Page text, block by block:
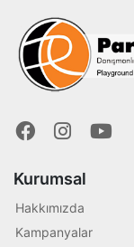
Kurumsal
Hakkımızda
Kampanyalar